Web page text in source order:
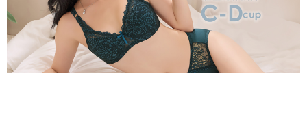
【支払い方法の説明】
1. 分割払いの金額は電信請求書に統合されず、「OP Pay Later」は毎月の
締め日後に支払いリマインダーのSMSを送信します。
2. SMSのリンクを通じて請求書を開いた後、「コンビニバーコード／台湾
大直営店舗／銀行振込／街口支払い／iPASS MONEY」などのチャネルで
支払いを選択できます。
グでお支払いください。
代金納付期限は最短で 14 日以内ですので、ご注意ください。AFTEE アプ
リをダウンロードして AFTEE 会員になるとお支払い期限を最長 45 日以内
まで延長できます。
全家取貨付款
配送毎にNT$80、NT$499以上で送料無料
付款後全家取貨